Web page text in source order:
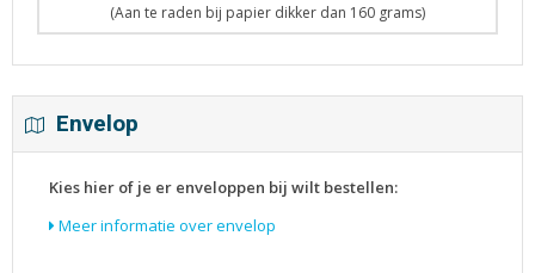
(Aan te raden bij papier dikker dan 160 grams)
Envelop
Kies hier of je er enveloppen bij wilt bestellen:
Meer informatie over envelop